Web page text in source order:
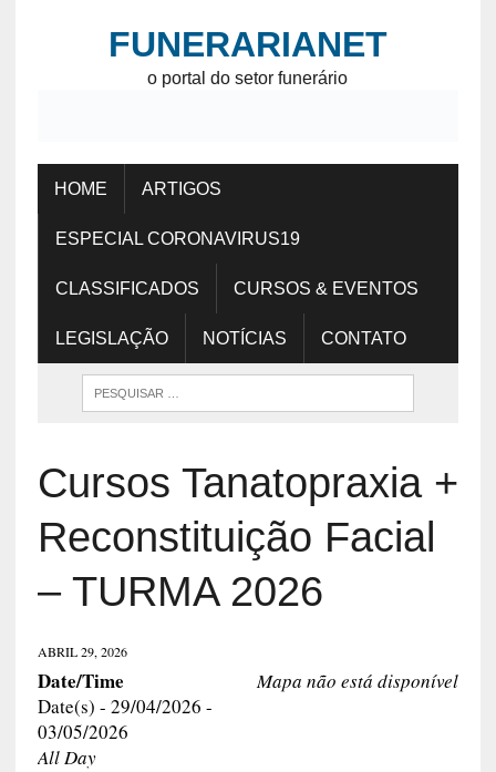
FUNERARIANET
o portal do setor funerário
HOME ARTIGOS
ESPECIAL CORONAVIRUS19
CLASSIFICADOS CURSOS & EVENTOS
LEGISLAÇÃO NOTÍCIAS CONTATO
Cursos Tanatopraxia +
Reconstituição Facial
– TURMA 2026
ABRIL 29, 2026
Mapa não está disponível
Date/Time
Date(s) - 29/04/2026 -
03/05/2026
All Day